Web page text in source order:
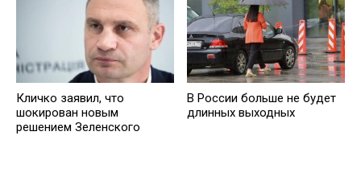
Кличко заявил, что
шокирован новым
решением Зеленского
В России больше не будет
длинных выходных